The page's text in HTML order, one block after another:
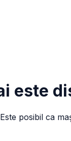
este
posibil ca